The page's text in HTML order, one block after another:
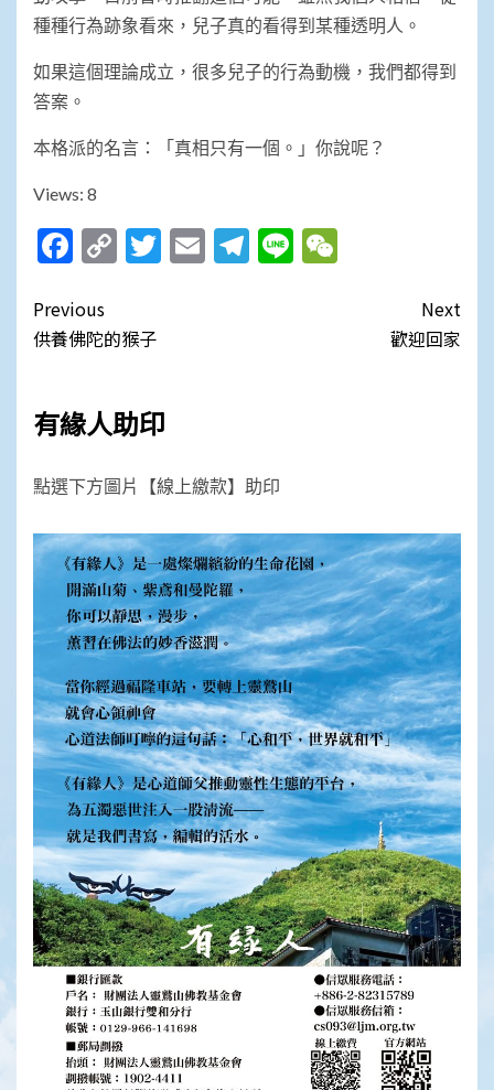
種種行為跡象看來，兒子真的看得到某種透明人。
如果這個理論成立，很多兒子的行為動機，我們都得到
答案。
本格派的名言：「真相只有一個。」你說呢？
Views: 8
Facebook
CopyTwitter
EmailTelegram
Line
Post
navigation
Previous
供養佛陀的猴子
Next
歡迎回家
有緣人助印
點選下方圖片【線上繳款】助印